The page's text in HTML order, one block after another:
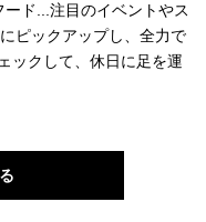
ド...注目のイベントやス
ピックアップし、全力で
ックして、休日に足を運